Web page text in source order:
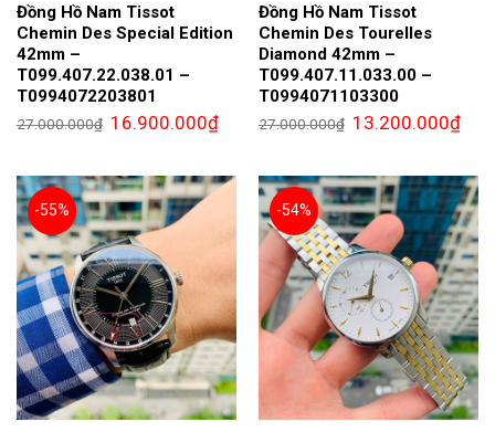
Đồng Hồ Nam Tissot
Chemin Des Special Edition
42mm –
T099.407.22.038.01 –
T0994072203801
27.000.000₫ Giá
gốc
16.900.000₫Giá
hiện
16.900.000₫.
Đồng Hồ Nam Tissot
Chemin Des Tourelles
Diamond 42mm –
T099.407.11.033.00 –
T0994071103300
27.000.000₫ Giá
gốc
13.200.000₫Giá
hiện
-55%
-54%